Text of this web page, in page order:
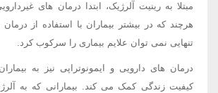
مبتلا به رینیت آلرژیک، ابتدا درمان های
هرچند که در بیشتر بیماران با استفاده از
تنهایی نمی توان علایم بیماری را سرکوب کرد.
درمان های دارویی و ایمونوتراپی نیز به
کیفیت زندگی کمک می کند. بیمارانی که به